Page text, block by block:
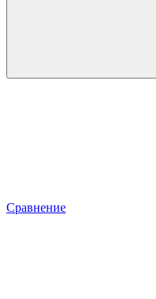
Сравнение